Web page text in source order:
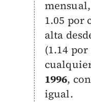
1.05 por
alta
(1.14
1996,
igual.